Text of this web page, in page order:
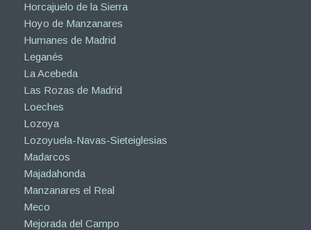
Horcajuelo de la Sierra
Hoyo de Manzanares
Humanes de Madrid
Leganés
La Acebeda
Las Rozas de Madrid
Loeches
Lozoya
Lozoyuela-Navas-Sieteiglesias
Madarcos
Majadahonda
Manzanares el Real
Meco
Mejorada del Campo